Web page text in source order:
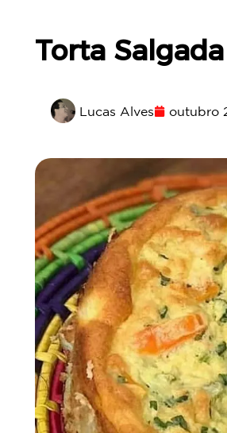
Torta
Lucas Alves outubro